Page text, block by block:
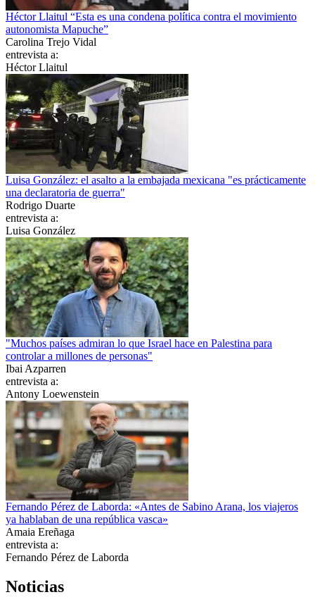
Héctor Llaitul “Esta es una condena política contra el movimiento
autonomista Mapuche”
Carolina Trejo Vidal
entrevista a:
Héctor Llaitul
Luisa González: el asalto a la embajada mexicana "es prácticamente
una declaratoria de guerra"
Rodrigo Duarte
entrevista a:
Luisa González
"Muchos países admiran lo que Israel hace en Palestina para
controlar a millones de personas"
Ibai Azparren
entrevista a:
Antony Loewenstein
Fernando Pérez de Laborda: «Antes de Sabino Arana, los viajeros
ya hablaban de una república vasca»
Amaia Ereñaga
entrevista a:
Fernando Pérez de Laborda
Noticias